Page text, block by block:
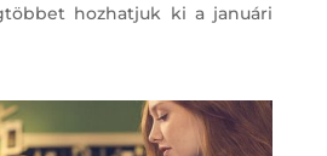
hozhatjuk ki a januári